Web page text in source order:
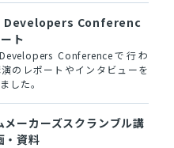
Developers Conferenc
ト
Conferenceで行わ
のレポートやインタビューを
した。
メーカーズスクランブル講
・資料